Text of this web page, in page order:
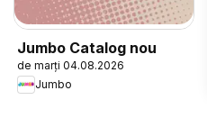
Jumbo Catalog nou
de marți 04.08.2026
Jumbo